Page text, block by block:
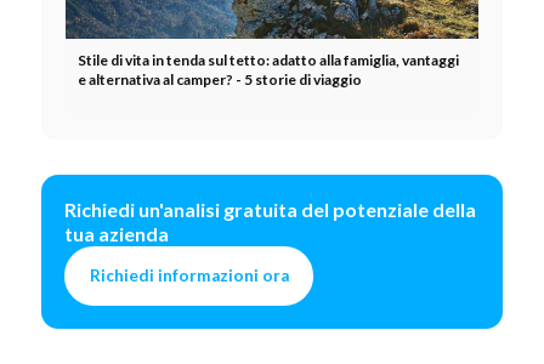
Stile di vita in tenda sul tetto: adatto alla famiglia, vantaggi
e alternativa al camper? - 5 storie di viaggio
Richiedi un'analisi gratuita del potenziale della
tua azienda
Richiedi informazioni ora